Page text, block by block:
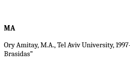
MA
Ory Amitay, M.A., Tel Aviv University,
Brasidas”